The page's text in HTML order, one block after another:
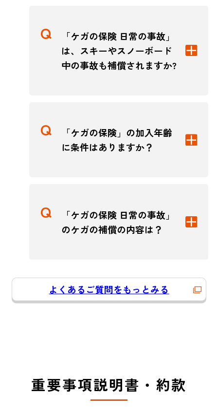
「ケガの保険 日常の事故」
は、スキーやスノーボード
中の事故も補償されますか?
「ケガの保険」の加入年齢
に条件はありますか？
「ケガの保険 日常の事故」
のケガの補償の内容は？
よくあるご質問をもっとみる
重要事項説明書・約款